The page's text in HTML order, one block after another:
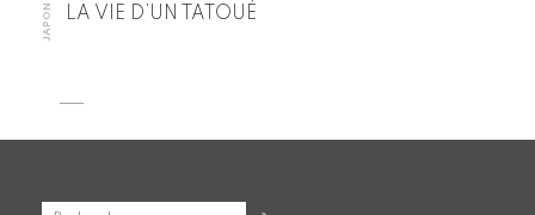
JAPON LA VIE D’UN TATOUÉ